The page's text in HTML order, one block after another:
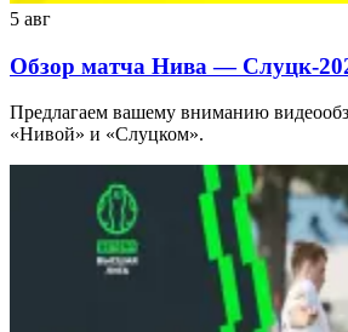
5 авг
Обзор матча Нива — Слуцк-
Предлагаем вашему вниманию
«Нивой» и «Слуцком».